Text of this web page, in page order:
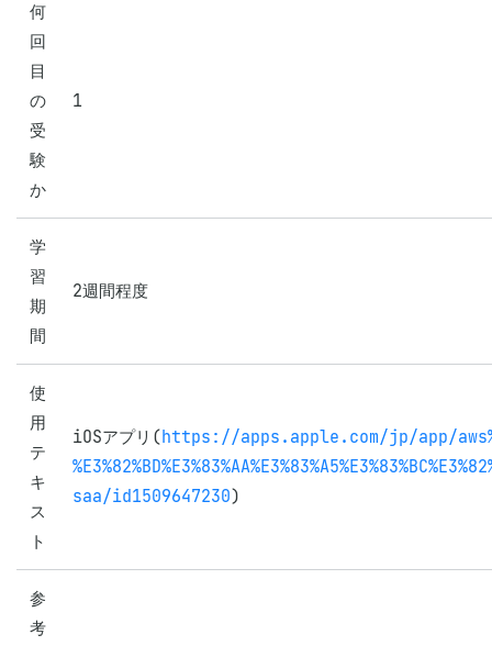
何
回
目
の
受
験
か
1
学
習
期
間
2週間程度
使
用
テ
キ
ス
ト
iOSアプリ(https://apps.apple.com/jp/app/
saa/id1509647230)
参
考